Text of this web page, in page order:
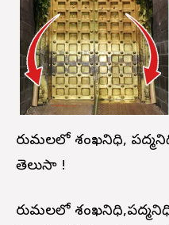
తిరుమలలో శంఖనిధి,
తెలుసా !
తిరుమలలో